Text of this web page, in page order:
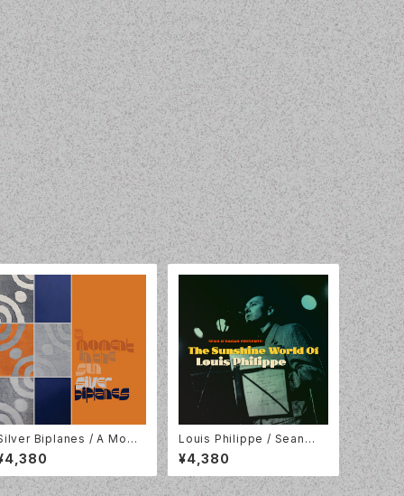
Biplanes / A Mome
In The Sun / 2LP / Whe
Its At Is Where You Ar
/WIA110LP
Louis Philippe / Sean
O'Hagan Presents: The
Sunshine World Of Louis
Philippe / Tapete Recor
ds / TR516
¥4,380